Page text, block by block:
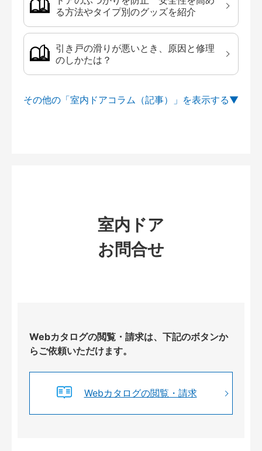
る方法やタイプ別のグッズを紹介
引き戸の滑りが悪いとき、原因と修理
のしかたは？
その他の「室内ドアコラム（記事）」を
室内ドア
お問合せ
Webカタログの閲覧・請求は、下記のボタンか
らご依頼いただけます。
Webカタログの閲覧・請求